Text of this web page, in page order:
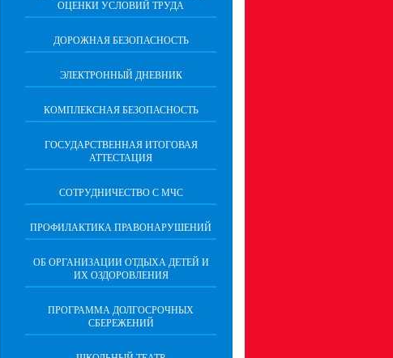
ОЦЕНКИ УСЛОВИЙ ТРУДА
ДОРОЖНАЯ БЕЗОПАСНОСТЬ
ЭЛЕКТРОННЫЙ ДНЕВНИК
КОМПЛЕКСНАЯ БЕЗОПАСНОСТЬ
ГОСУДАРСТВЕННАЯ ИТОГОВАЯ
АТТЕСТАЦИЯ
CОТРУДНИЧЕСТВО С МЧС
ПРОФИЛАКТИКА ПРАВОНАРУШЕНИЙ
ОБ ОРГАНИЗАЦИИ ОТДЫХА ДЕТЕЙ И
ИХ ОЗДОРОВЛЕНИЯ
ПРОГРАММА ДОЛГОСРОЧНЫХ
СБЕРЕЖЕНИЙ